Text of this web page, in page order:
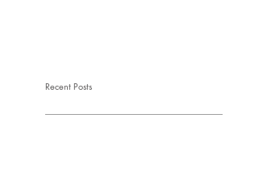
Recent Posts